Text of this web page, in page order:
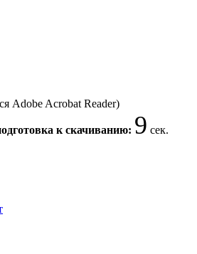
Adobe Acrobat Reader)
к скачиванию: 9 сек.